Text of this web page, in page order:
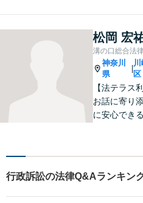
松岡 宏
溝の口総合法
神奈川
県
区
【法テラス
お話に寄り
に安心でき
に考えてサ
のサポート
口駅5分】【
行政訴訟の法律Q&Aランキン